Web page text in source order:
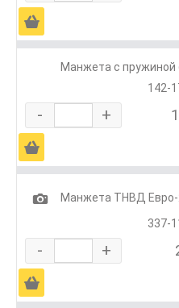
Ä
Манжета с пружиной
142-
- +
Ä
1
Манжета ТНВД Евро-
337-
- +
Ä